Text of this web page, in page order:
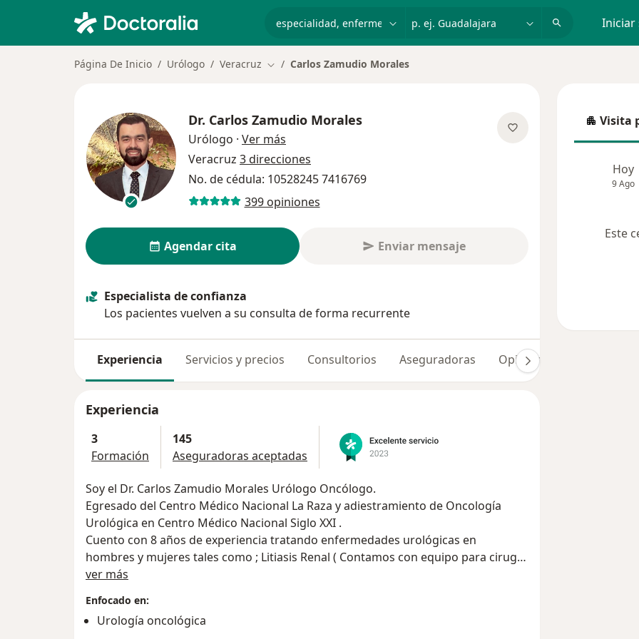
Iniciar
Página De Inicio Urólogo Veracruz Cambiar de ciudad
Carlos Zamudio Morales
Dr. Carlos Zamudio Morales
Urólogo · Ver más
Veracruz 3 direcciones
No. de cédula: 10528245 7416769
399 opiniones
Agendar cita Enviar mensaje
Especialista de confianza
Los pacientes vuelven a su consulta de forma recurrente
Experiencia Servicios y precios Consultorios Aseguradoras Opiniones (399)
Experiencia
3
Formación
145
Aseguradoras aceptadas
Soy el Dr. Carlos Zamudio Morales Urólogo Oncólogo.
Egresado del Centro Médico Nacional La Raza y adiestramiento de Oncología
Urológica en Centro Médico Nacional Siglo XXI .
Cuento con 8 años de experiencia tratando enfermedades urológicas en
hombres y mujeres tales como ; Litiasis Renal ( Contamos con equipo para cirugía
endoscopica y láser ) Infecciones Urinarias , Enfermedades de Transmisión Sexual
actual para tratamiento Gardasil 9 , Eyaculación Precoz , Hipertrofia Prostática (
Cirugía de manera endoscopica ) , Disfunción Eréctil ,Cáncer de Prostáta , Cáncer
ver más
Enfocado en:
Urología oncológica
Visita
Visita
Hoy
9 Ago
Este